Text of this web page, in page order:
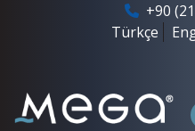
+90
Türkçe